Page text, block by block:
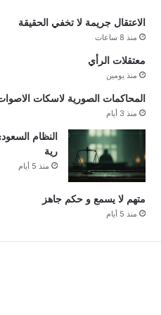
الاعتقال جريمة لا تخفي الحقيقة
منذ 8 ساعات
معتقلات الرأي
منذ يومين
المحاكمات الصورية لاسكات
منذ 3 أيام
النظام
رية
منذ 5 أيام
متهم لا يسمع و حكم جاهز
منذ 5 أيام